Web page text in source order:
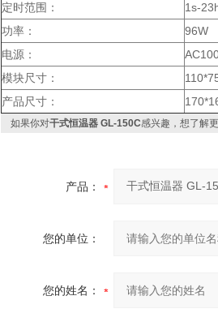
定时范围：
1s-
功率：
96W
电源：
模块尺寸：
产品尺寸：
如果你对干式恒温器 GL-150C感兴趣，想了解
产品：
您的单位：
您的姓名：